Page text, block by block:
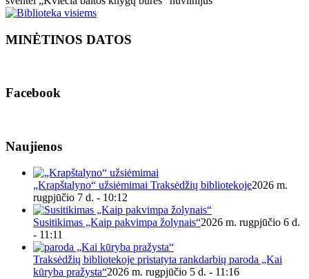
MINĖTINOS DATOS
Facebook
Naujienos
„Krapštalyno“ užsiėmimai Traksėdžių bibliotekoje2026 m.
rugpjūčio 7 d. - 10:12
Susitikimas „Kaip pakvimpa žolynais“2026 m. rugpjūčio 6 d.
- 11:11
Traksėdžių bibliotekoje pristatyta rankdarbių paroda „Kai
kūryba pražysta“2026 m. rugpjūčio 5 d. - 11:16